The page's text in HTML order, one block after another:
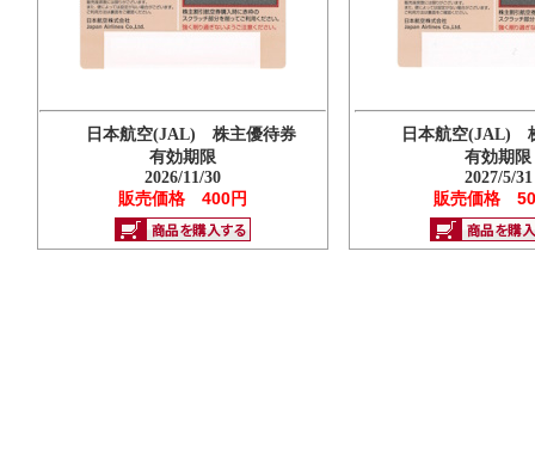
日本航空(JAL) 株主優待券
有効期限
2026/11/30
販売価格 400円
日本航空(JAL)
有効期限
2027/5/31
販売価格